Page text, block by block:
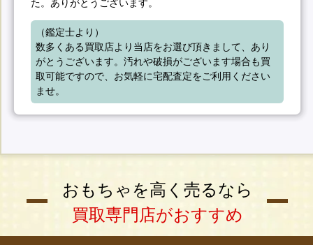
た。ありがとうございます。
（鑑定士より）
数多くある買取店より当店をお選び頂きまして、あり
がとうございます。汚れや破損がございます場合も買
取可能ですので、お気軽に宅配査定をご利用ください
ませ。
おもちゃを高く売るなら
買取専門店がおすすめ